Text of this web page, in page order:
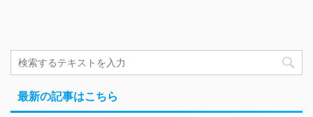
最新の記事はこちら